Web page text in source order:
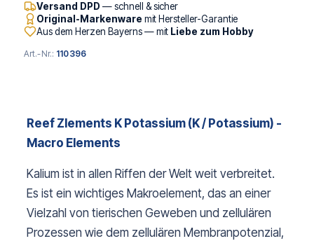
Versand DPD — schnell & sicher
Original-Markenware mit Hersteller-Garantie
Aus dem Herzen Bayerns — mit Liebe zum Hobby
Art.-Nr.: 110396
Reef Zlements K Potassium (K / Potassium) -
Macro Elements
Kalium ist in allen Riffen der Welt weit verbreitet.
Es ist ein wichtiges Makroelement, das an einer
Vielzahl von tierischen Geweben und zellulären
Prozessen wie dem zellulären Membranpotenzial,